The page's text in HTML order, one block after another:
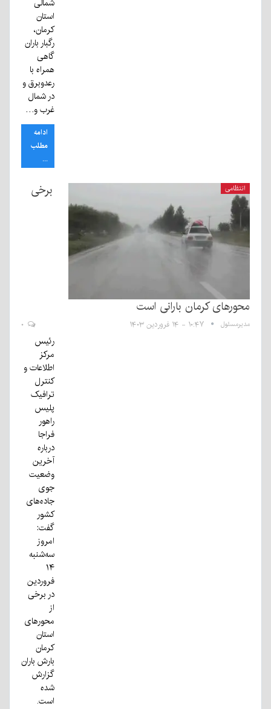
استان
کرمان،
رگبار باران
گاهی
همراه با
رعدوبرق و
در شمال
غرب و…
ادامه
مطلب
...
انتظامی برخی
محورهای کرمان بارانی است
مدیرمسئول ۱۰:۴۷ - ۱۴ فروردین ۱۴۰۳
رئیس
مرکز
اطلاعات و
کنترل
ترافیک
پلیس
راهور
فراجا
درباره
آخرین
وضعیت
جوی
جاده‌های
کشور
گفت:
امروز
سه‌شنبه
۱۴
فروردین
در برخی
از
محورهای
استان
کرمان
بارش باران
گزارش
شده
است.